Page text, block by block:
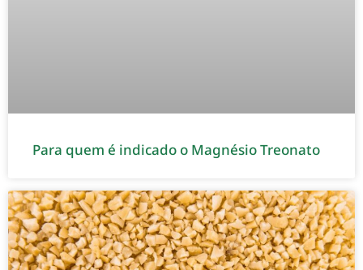
Para quem é indicado o Magnésio Treonato